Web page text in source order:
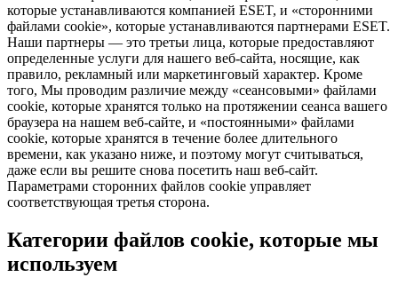
которые устанавливаются компанией ESET, и «сторонними
файлами cookie», которые устанавливаются партнерами ESET.
Наши партнеры — это третьи лица, которые предоставляют
определенные услуги для нашего веб-сайта, носящие, как
правило, рекламный или маркетинговый характер. Кроме
того, Мы проводим различие между «сеансовыми» файлами
cookie, которые хранятся только на протяжении сеанса вашего
браузера на нашем веб-сайте, и «постоянными» файлами
cookie, которые хранятся в течение более длительного
времени, как указано ниже, и поэтому могут считываться,
даже если вы решите снова посетить наш веб-сайт.
Параметрами сторонних файлов cookie управляет
соответствующая третья сторона.
Категории файлов cookie, которые мы
используем